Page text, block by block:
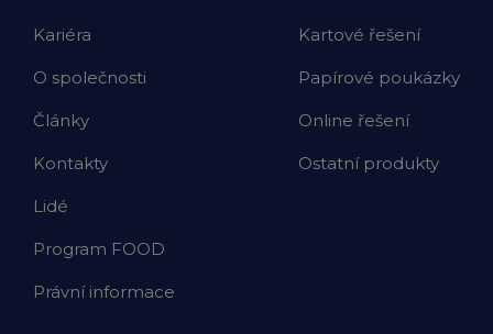
Kariéra
O společnosti
Články
Kontakty
Lidé
Program FOOD
Právní informace
Kartové řešení
Papírové poukázky
Online řešení
Ostatní produkty